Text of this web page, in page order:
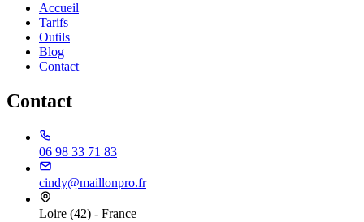
Accueil
Tarifs
Outils
Blog
Contact
Contact
06 98 33 71 83
cindy@maillonpro.fr
Loire (42) - France